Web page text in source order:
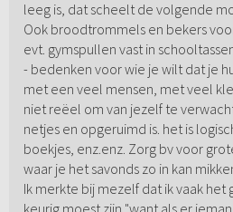
leeg is, dat scheelt de volgende
Ook broodtrommels en bekers
evt. gymspullen vast in
- bedenken voor wie je wilt dat je
met een veel mensen, met veel
niet reëel om van jezelf te
netjes en opgeruimd is. het is
boekjes, enz.enz. Zorg bv voor
waar je het savonds zo in kan
Ik merkte bij mezelf dat ik vaak het
keurig moest zijn "want als er